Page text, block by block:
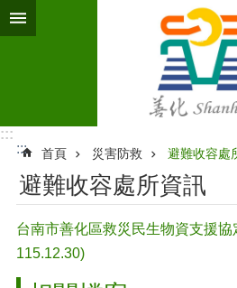
跳到主要內容區塊
:::
:::
首頁 災害防救 避難收容處
避難收容處所資訊
台南市善化區救災民生物資支援協
115.12.30)